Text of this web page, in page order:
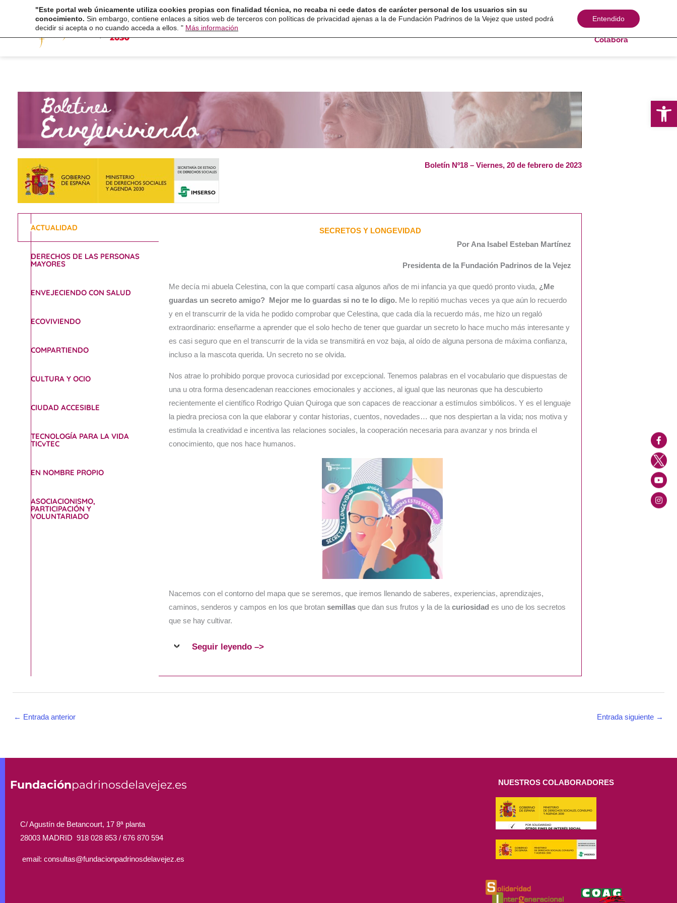
Fundación Servicios Programas Ayuda y recursos sociales Comunicación Consultoría
Colabora
Boletín Nº18 – Viernes, 20 de febrero de 2023
ACTUALIDAD
DERECHOS DE LAS PERSONAS
MAYORES
ENVEJECIENDO CON SALUD
ECOVIVIENDO
COMPARTIENDO
CULTURA Y OCIO
CIUDAD ACCESIBLE
TECNOLOGÍA PARA LA VIDA
TICvTEC
EN NOMBRE PROPIO
ASOCIACIONISMO,
PARTICIPACIÓN Y
VOLUNTARIADO
SECRETOS Y LONGEVIDAD
Por Ana Isabel Esteban Martínez
Presidenta de la Fundación Padrinos de la Vejez
Me decía mi abuela Celestina, con la que compartí casa algunos años de mi infancia ya que quedó pronto viuda, ¿Me
guardas un secreto amigo? Mejor me lo guardas si no te lo digo. Me lo repitió muchas veces ya que aún lo recuerdo
y en el transcurrir de la vida he podido comprobar que Celestina, que cada día la recuerdo más, me hizo un regaló
extraordinario: enseñarme a aprender que el solo hecho de tener que guardar un secreto lo hace mucho más interesante y
es casi seguro que en el transcurrir de la vida se transmitirá en voz baja, al oído de alguna persona de máxima confianza,
incluso a la mascota querida. Un secreto no se olvida.
Nos atrae lo prohibido porque provoca curiosidad por excepcional. Tenemos palabras en el vocabulario que dispuestas de
una u otra forma desencadenan reacciones emocionales y acciones, al igual que las neuronas que ha descubierto
recientemente el científico Rodrigo Quian Quiroga que son capaces de reaccionar a estímulos simbólicos. Y es el lenguaje
la piedra preciosa con la que elaborar y contar historias, cuentos, novedades… que nos despiertan a la vida; nos motiva y
estimula la creatividad e incentiva las relaciones sociales, la cooperación necesaria para avanzar y nos brinda el
conocimiento, que nos hace humanos.
Nacemos con el contorno del mapa que se seremos, que iremos llenando de saberes, experiencias, aprendizajes,
caminos, senderos y campos en los que brotan semillas que dan sus frutos y la de la curiosidad es uno de los secretos
que se hay cultivar.
Seguir leyendo –>
← Entrada anterior Entrada siguiente →
Fundaciónpadrinosdelavejez.es
C/ Agustín de Betancourt, 17 8ª planta
28003 MADRID 918 028 853 / 676 870 594
email: consultas@fundacionpadrinosdelavejez.es
NUESTROS COLABORADORES
"Este portal web únicamente utiliza cookies propias con finalidad técnica, no recaba ni cede datos de carácter personal de los usuarios sin su
conocimiento. Sin embargo, contiene enlaces a sitios web de terceros con políticas de privacidad ajenas a la de Fundación Padrinos de la Vejez que usted podrá
decidir si acepta o no cuando acceda a ellos. " Más información
Entendido